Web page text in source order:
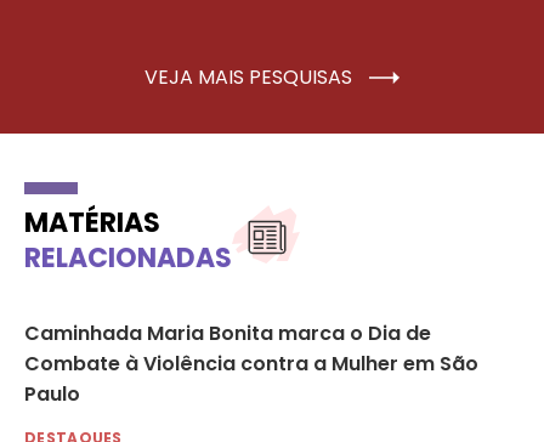
VEJA MAIS PESQUISAS
MATÉRIAS
RELACIONADAS
Caminhada Maria Bonita marca o Dia de
Combate à Violência contra a Mulher em São
Paulo
DESTAQUES